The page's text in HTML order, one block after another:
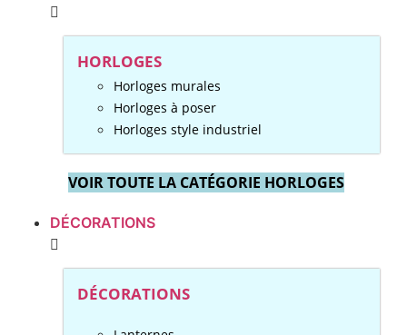
HORLOGES
Horloges murales
Horloges à poser
Horloges style industriel
VOIR TOUTE LA CATÉGORIE HORLOGES
DÉCORATIONS
DÉCORATIONS